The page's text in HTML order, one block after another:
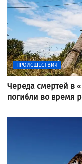
ПРОИСШЕСТВИЯ
Череда смертей в
погибли во время